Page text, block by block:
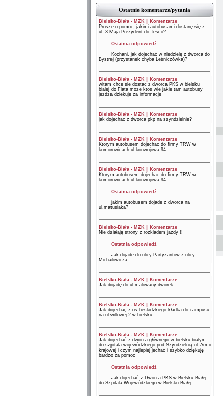
Ostatnie komentarze/pytania
Bielsko-Biała - MZK||
Komentarze
Prosze o pomoc, jakimi autobusami dostanę się z
ul. 3 Maja Prezydent do Tesco?
Ostatnia odpowiedź
Kochani, jak dojechać w niedzielę z dworca do
Bystrej (przystanek chyba Leśniczówka)?
Bielsko-Biała - MZK||
Komentarze
witam chce sie dostac z dworca PKS w bielsku
bialej do Fiata moze ktos wie jakie tam autobusy
jezdza dziekuje za informacje
Bielsko-Biała - MZK||
Komentarze
jak dojechac z dworca pkp na szyndzielnie?
Bielsko-Biała - MZK||
Komentarze
Ktorym autobusem dojechac do firmy TRW w
komorowicach ul konwojowa 94
Bielsko-Biała - MZK||
Komentarze
Ktorym autobusem dojechac do firmy TRW w
komorowicach ul konwojowa 94
Ostatnia odpowiedź
jakim autobusem dojade z dworca na
ul.matusiaka?
Bielsko-Biała - MZK||
Komentarze
Nie działają strony z rozkładem jazdy !!
Ostatnia odpowiedź
Jak dojade do ulicy Partyzantow z ulicy
Michalowicza
Bielsko-Biała - MZK||
Komentarze
Jak dojadę do ul.malowany dworek
Bielsko-Biała - MZK||
Komentarze
Jak dojechaç z os.beskidzkiego kładka do campusu
na ul.willowej 2 w bielsku
Bielsko-Biała - MZK||
Komentarze
Jak dojechać z dworca głównego w bielsku białym
do szpitala wojewódzkiego pod Szyndzielnią ul. Armii
krajowej i czym najlepiej jechać i szybko dziękuję
bardzo za pomoc
Ostatnia odpowiedź
Jak dojechać z Dworca PKS w Bielsku Białej
do Szpitala Wojewódzkiego w Bielsku Białej